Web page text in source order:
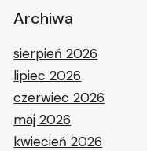
Archiwa
sierpień 2026
lipiec 2026
czerwiec 2026
maj 2026
kwiecień 2026